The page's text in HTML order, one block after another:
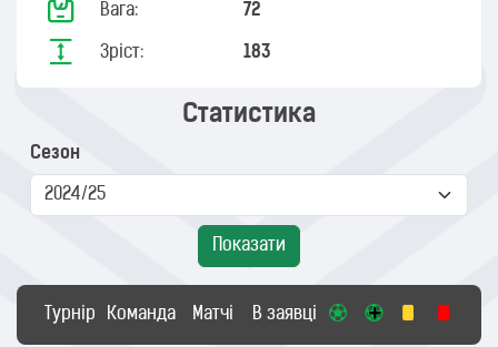
Вага: 72
Зріст: 183
Статистика
Сезон
Показати
Турнір Команда Матчі В заявці